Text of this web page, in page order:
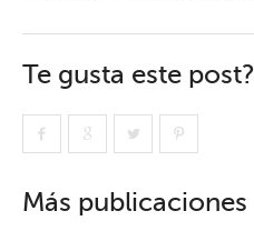
Te gusta este post?
Más publicaciones